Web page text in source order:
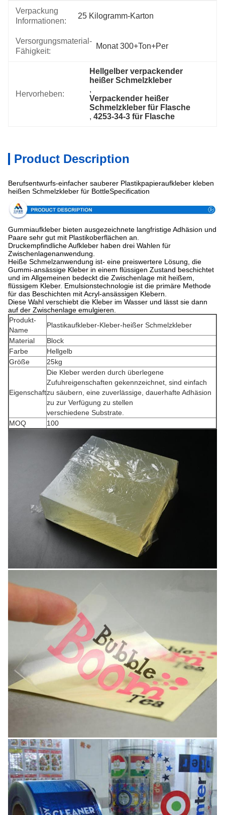
Verpackung
Informationen:
25 Kilogramm-Karton
Versorgungsmaterial-
Fähigkeit:
Monat 300+Ton+per
Hervorheben:
Hellgelber verpackender
heißer Schmelzkleber
,
Verpackender heißer
Schmelzkleber für Flasche
, 4253-34-3 für Flasche
Product Description
Berufsentwurfs-einfacher sauberer Plastikpapieraufkleber kleben
heißen Schmelzkleber für BottleSpecification
Gummiaufkleber bieten ausgezeichnete langfristige Adhäsion und
Paare sehr gut mit Plastikoberflächen an.
Druckempfindliche Aufkleber haben drei Wahlen für
Zwischenlagenanwendung.
Heiße Schmelzanwendung ist- eine preiswertere Lösung, die
Gummi-ansässige Kleber in einem flüssigen Zustand beschichtet
und im Allgemeinen bedeckt die Zwischenlage mit heißem,
flüssigem Kleber. Emulsionstechnologie ist die primäre Methode
für das Beschichten mit Acryl-ansässigen Klebern.
Diese Wahl verschiebt die Kleber im Wasser und lässt sie dann
auf der Zwischenlage emulgieren.
Produkt-
Name
Plastikaufkleber-Kleber-heißer Schmelzkleber
Material
Block
Farbe
Hellgelb
Größe
25kg
Eigenschaft
Die Kleber werden durch überlegene
Zufuhreigenschaften gekennzeichnet, sind einfach
zu säubern, eine zuverlässige, dauerhafte Adhäsion
zu zur Verfügung zu stellen
verschiedene Substrate.
MOQ
100